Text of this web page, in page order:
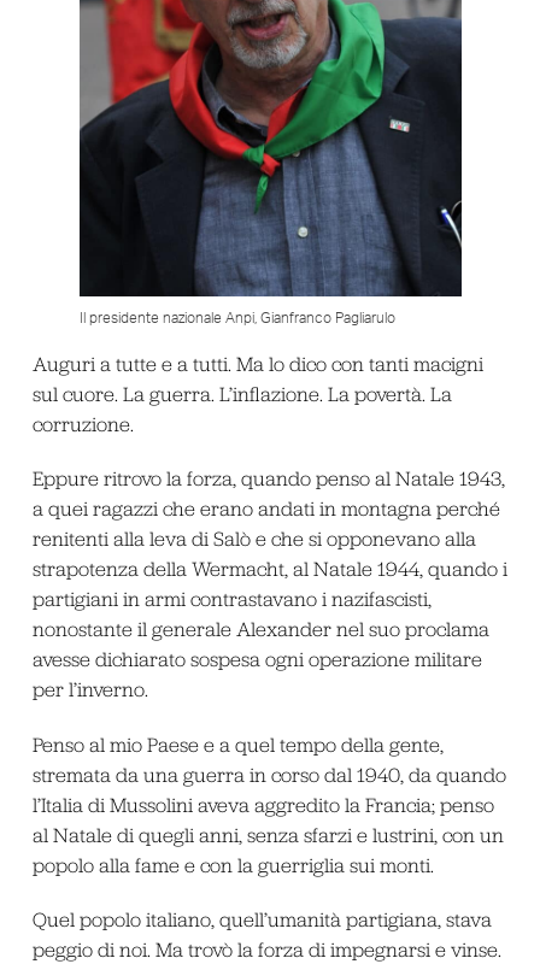
Il presidente nazionale Anpi, Gianfranco Pagliarulo
Auguri a tutte e a tutti. Ma lo dico con tanti macigni
sul cuore. La guerra. L’inflazione. La povertà. La
corruzione.
Eppure ritrovo la forza, quando penso al Natale 1943,
a quei ragazzi che erano andati in montagna perché
renitenti alla leva di Salò e che si opponevano alla
strapotenza della Wermacht, al Natale 1944, quando i
partigiani in armi contrastavano i nazifascisti,
nonostante il generale Alexander nel suo proclama
avesse dichiarato sospesa ogni operazione militare
per l’inverno.
Penso al mio Paese e a quel tempo della gente,
stremata da una guerra in corso dal 1940, da quando
l’Italia di Mussolini aveva aggredito la Francia; penso
al Natale di quegli anni, senza sfarzi e lustrini, con un
popolo alla fame e con la guerriglia sui monti.
Quel popolo italiano, quell’umanità partigiana, stava
peggio di noi. Ma trovò la forza di impegnarsi e vinse.